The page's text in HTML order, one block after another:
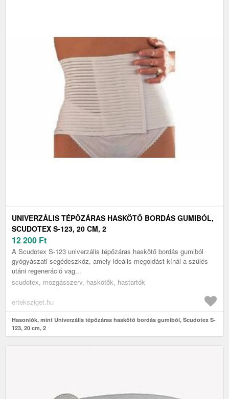
UNIVERZÁLIS TÉPŐZÁRAS HASKÖTŐ BORDÁS GUMIBÓL,
SCUDOTEX S-123, 20 CM, 2
12 200 Ft
A Scudotex S-123 univerzális tépőzáras haskötő bordás gumiból
gyógyászati segédeszköz, amely ideális megoldást kínál a szülés
utáni regeneráció vag...
scudotex, mozgásszerv, haskötők, hastartók
erteksziget.hu
Hasonlók, mint Univerzális tépőzáras haskötő bordás gumiból, Scudotex S-
123, 20 cm, 2